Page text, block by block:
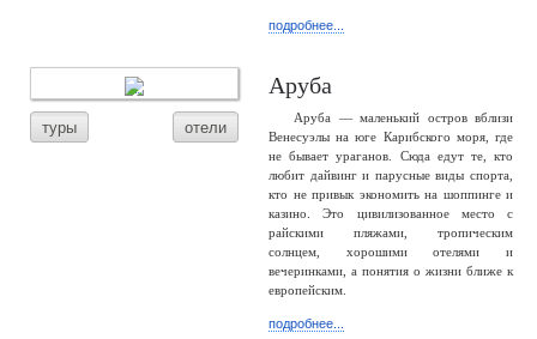
подробнее...
туры отели
Аруба
Аруба — маленький остров вблизи
Венесуэлы на юге Карибского моря, где
не бывает ураганов. Сюда едут те, кто
любит дайвинг и парусные виды спорта,
кто не привык экономить на шоппинге и
казино. Это цивилизованное место с
райскими пляжами, тропическим
солнцем, хорошими отелями и
вечеринками, а понятия о жизни ближе к
европейским.
подробнее...